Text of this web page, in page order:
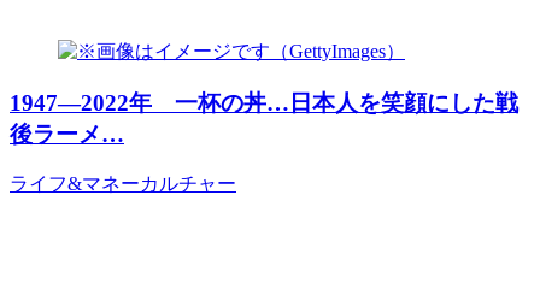
1947―2022年 一杯の丼…日本人を笑顔にした戦
後ラーメ…
ライフ&マネーカルチャー